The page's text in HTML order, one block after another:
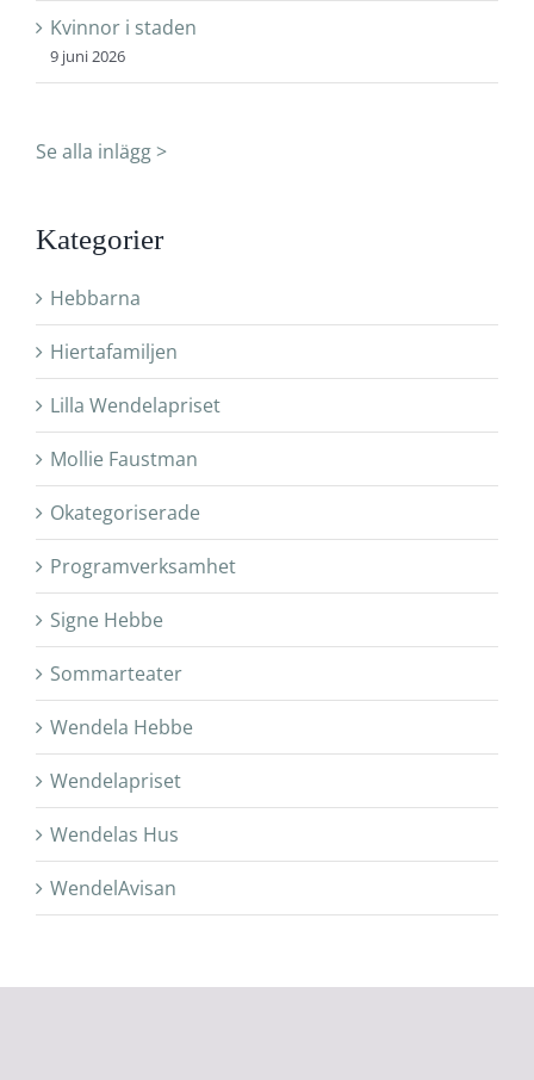
Kvinnor i staden
9 juni 2026
Se alla inlägg >
Kategorier
Hebbarna
Hiertafamiljen
Lilla Wendelapriset
Mollie Faustman
Okategoriserade
Programverksamhet
Signe Hebbe
Sommarteater
Wendela Hebbe
Wendelapriset
Wendelas Hus
WendelAvisan